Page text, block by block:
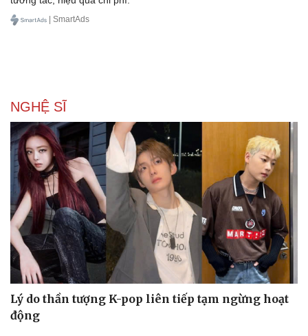
| SmartAds
NGHỆ SĨ
Lý do thần tượng K-pop liên tiếp tạm ngừng hoạt
động